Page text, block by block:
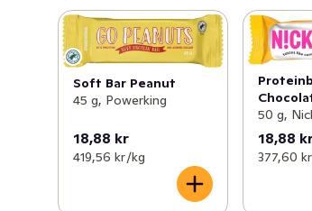
Soft Bar Peanut
45 g, Powerking
18,88 kr
419,56 kr /kg
50 g,
18,88
377,60